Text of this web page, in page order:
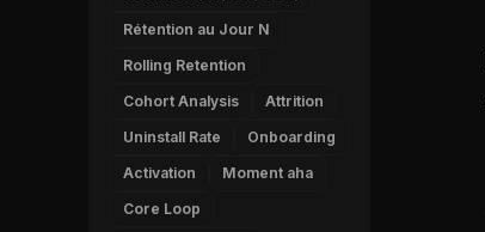
Rétention au Jour N
Rolling Retention
Cohort Analysis
Attrition
Uninstall Rate
Onboarding
Activation
Moment aha
Core Loop